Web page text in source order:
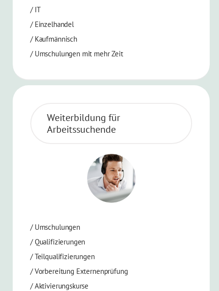
/ IT
/ Einzelhandel
/ Kaufmännisch
/ Umschulungen mit mehr Zeit
Weiterbildung für
Arbeitssuchende
/ Umschulungen
/Qualifizierungen
/Teilqualifizierungen
/Vorbereitung Externenprüfung
/Aktivierungskurse